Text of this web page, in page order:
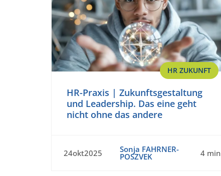
HR ZUKUNFT
HR-Praxis | Zukunftsgestaltung
und Leadership. Das eine geht
nicht ohne das andere
24okt2025 Sonja FAHRNER-
POSZVEK 4 min